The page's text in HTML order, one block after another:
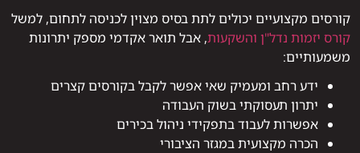
קורסים מקצועיים יכולים לתת בסיס מצוין לכניסה לתחום, למשל
קורס יזמות נדל"ן והשקעות, אבל תואר אקדמי מספק יתרונות
משמעותיים:
ידע רחב ומעמיק שאי אפשר לקבל בקורסים קצרים
יתרון תעסוקתי בשוק העבודה
אפשרות לעבוד בתפקידי ניהול בכירים
הכרה מקצועית במגזר הציבורי